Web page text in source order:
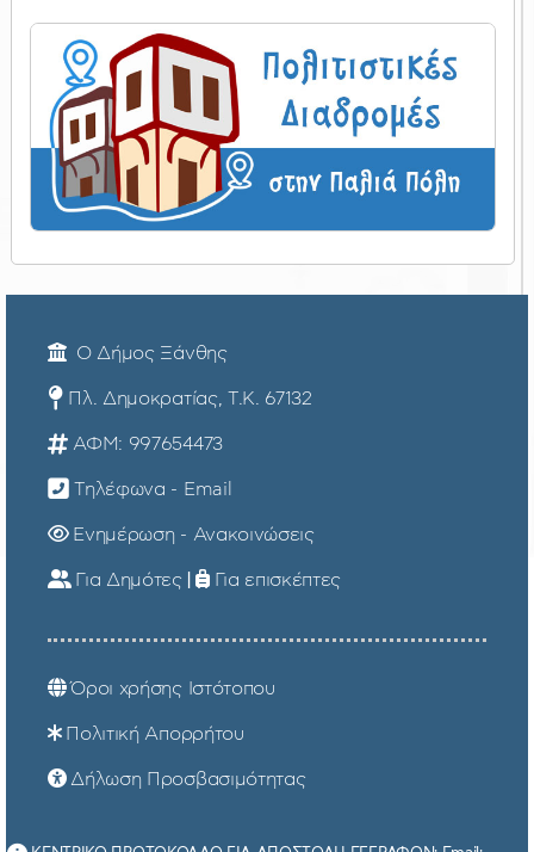
Ο Δήμος Ξάνθης
Πλ. Δημοκρατίας, Τ.Κ. 67132
ΑΦΜ: 997654473
Τηλέφωνα - Email
Ενημέρωση - Ανακοινώσεις
Για Δημότες | Για επισκέπτες
Όροι χρήσης Ιστότοπου
Πολιτική Απορρήτου
Δήλωση Προσβασιμότητας